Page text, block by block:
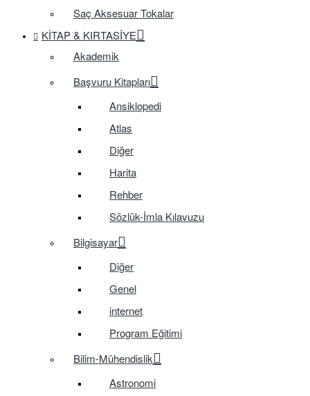
Saç Aksesuar Tokalar
KITAP & KIRTASIYE
Akademik
Başvuru Kitapları
Ansiklopedi
Atlas
Diğer
Harita
Rehber
Sözlük-İmla Kılavuzu
Bilgisayar
Diğer
Genel
internet
Program Eğitimi
Bilim-Mühendislik
Astronomi